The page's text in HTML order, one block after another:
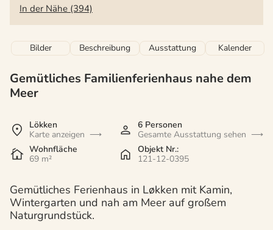
In der Nähe (394)
Bilder Beschreibung Ausstattung Kalender
Gemütliches Familienferienhaus nahe dem
Meer
Lökken
Karte anzeigen
6 Personen
Gesamte Ausstattung sehen
Wohnfläche
69 m²
Objekt Nr.:
121-12-0395
Gemütliches Ferienhaus in Løkken mit Kamin,
Wintergarten und nah am Meer auf großem
Naturgrundstück.